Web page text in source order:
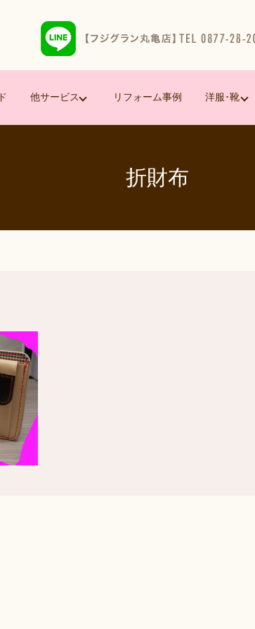
他サービス リフォーム事例 洋服･靴
折財布